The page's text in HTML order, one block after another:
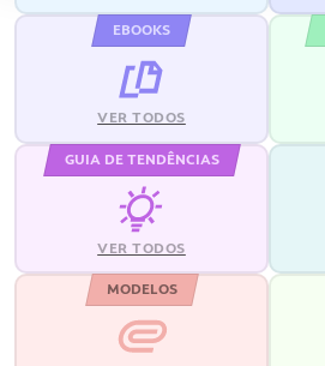
EBOOKS
VER TODOS
GUIA DE TENDÊNCIAS
VER TODOS
MODELOS